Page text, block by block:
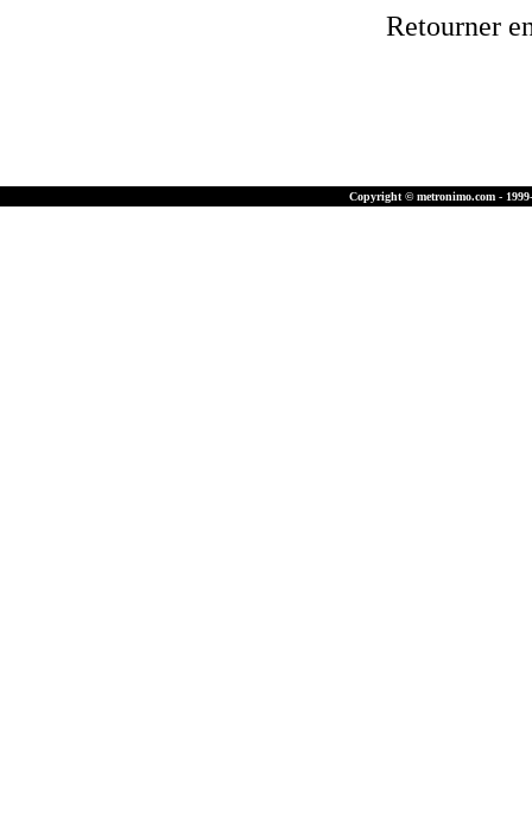
Retourner
Copyright © metronimo.com -